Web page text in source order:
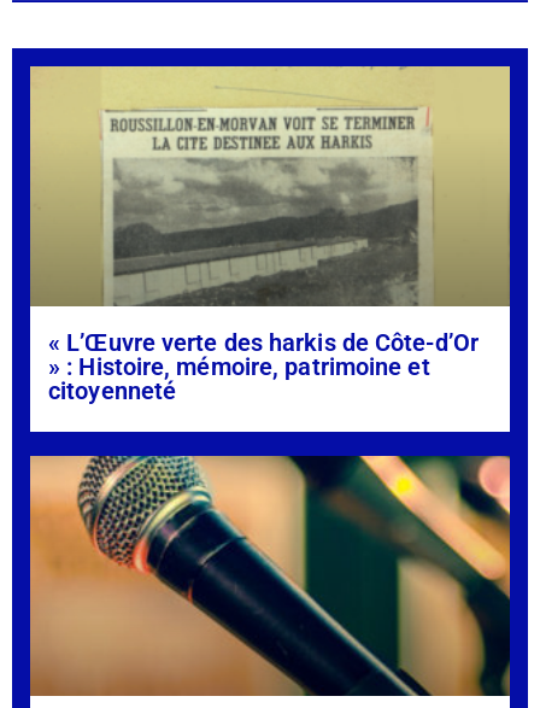
« L’Œuvre verte des harkis de Côte-d’Or
» : Histoire, mémoire, patrimoine et
citoyenneté